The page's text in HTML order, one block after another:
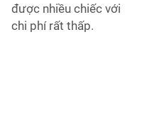
được nhiều chiếc với
chi phí rất thấp.